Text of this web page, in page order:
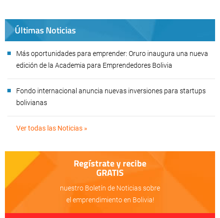
Últimas Noticias
Más oportunidades para emprender: Oruro inaugura una nueva
edición de la Academia para Emprendedores Bolivia
Fondo internacional anuncia nuevas inversiones para startups
bolivianas
Ver todas las Noticias »
Regístrate y recibe
GRATIS
nuestro Boletín de Noticias sobre
el emprendimiento en Bolivia!